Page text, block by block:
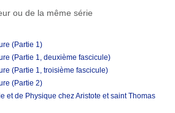
ou de la même série
(Partie 1)
(Partie 1, deuxième fascicule)
(Partie 1, troisième fascicule)
(Partie 2)
et de Physique chez Aristote et saint Thomas